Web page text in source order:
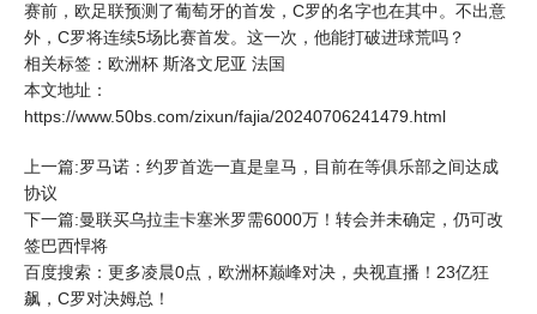
赛前，欧足联预测了葡萄牙的首发，C罗的名字也在其中。不出意
外，C罗将连续5场比赛首发。这一次，他能打破进球荒吗？
相关标签： 欧洲杯 斯洛文尼亚 法国
本文地址：
https://www.50bs.com/zixun/fajia/20240706241479.html
上一篇:罗马诺：约罗首选一直是皇马，目前在等俱乐部之间达成
协议
下一篇:曼联买乌拉圭卡塞米罗需6000万！转会并未确定，仍可改
签巴西悍将
百度搜索：更多凌晨0点，欧洲杯巅峰对决，央视直播！23亿狂
飙，C罗对决姆总！